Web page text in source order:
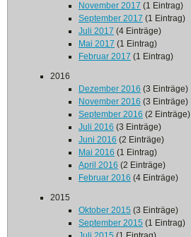
November 2017 (1 Eintrag)
September 2017 (1 Eintrag)
Juli 2017 (4 Einträge)
Mai 2017 (1 Eintrag)
Februar 2017 (1 Eintrag)
2016
Dezember 2016 (3 Einträge)
November 2016 (3 Einträge)
September 2016 (2 Einträge)
Juli 2016 (3 Einträge)
Juni 2016 (2 Einträge)
Mai 2016 (1 Eintrag)
April 2016 (2 Einträge)
Februar 2016 (4 Einträge)
2015
Oktober 2015 (3 Einträge)
September 2015 (1 Eintrag)